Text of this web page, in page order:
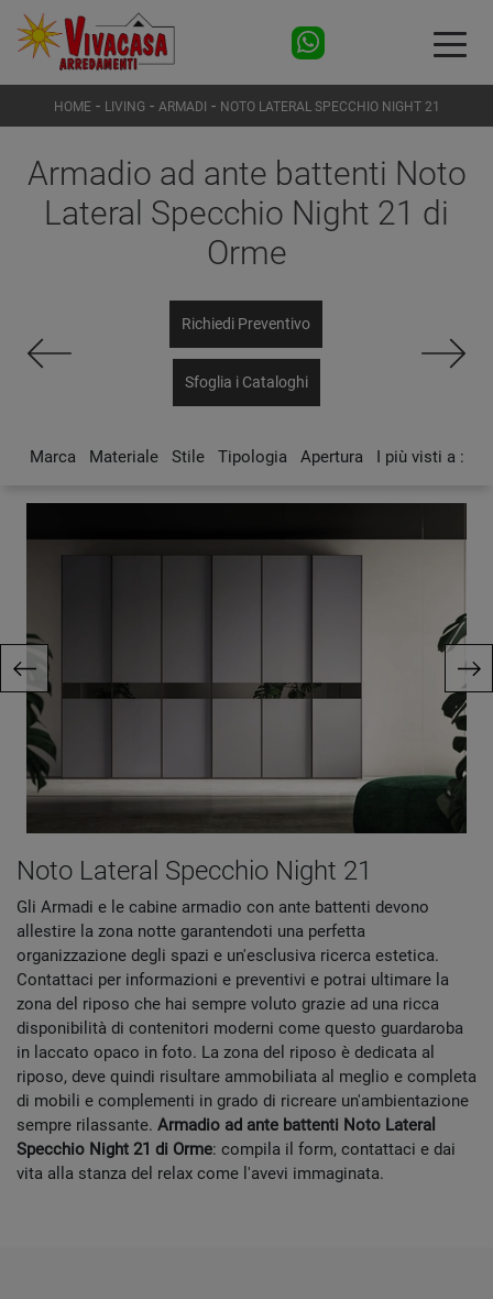
HOME- LIVING - ARMADI - NOTO LATERAL SPECCHIO NIGHT 21
Armadio ad ante battenti Noto
Lateral Specchio Night 21 di
Orme
Richiedi Preventivo
Sfoglia i Cataloghi
Marca Materiale Stile Tipologia Apertura I più visti a :
Noto Lateral Specchio Night 21
Gli Armadi e le cabine armadio con ante battenti devono
allestire la zona notte garantendoti una perfetta
organizzazione degli spazi e un'esclusiva ricerca estetica.
Contattaci per informazioni e preventivi e potrai ultimare la
zona del riposo che hai sempre voluto grazie ad una ricca
disponibilità di contenitori moderni come questo guardaroba
in laccato opaco in foto. La zona del riposo è dedicata al
riposo, deve quindi risultare ammobiliata al meglio e completa
di mobili e complementi in grado di ricreare un'ambientazione
sempre rilassante. Armadio ad ante battenti Noto Lateral
Specchio Night 21 di Orme: compila il form, contattaci e dai
vita alla stanza del relax come l'avevi immaginata.